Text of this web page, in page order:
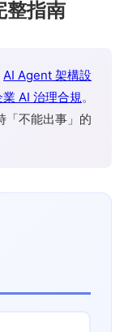
整指南
AI Agent 架構設
業 AI 治理合規。
「不能出事」的